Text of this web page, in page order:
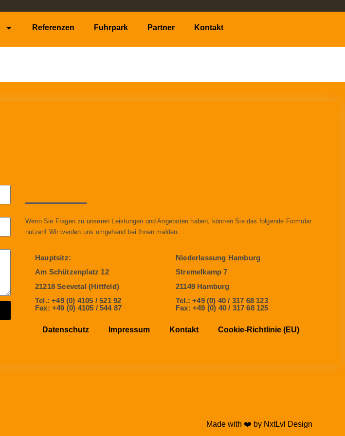
Referenzen Fuhrpark Partner Kontakt
Wenn Sie Fragen zu unseren Leistungen und Angeboten haben, können Sie das folgende Formular
nutzen! Wir werden uns umgehend bei Ihnen melden.
Hauptsitz:
Am Schützenplatz 12
21218 Seevetal (Hittfeld)
Tel.: +49 (0) 4105 / 521 92
Fax: +49 (0) 4105 / 544 87
Niederlassung Hamburg
Stremelkamp 7
21149 Hamburg
Tel.: +49 (0) 40 / 317 68 123
Fax: +49 (0) 40 / 317 68 125
Datenschutz Impressum Kontakt Cookie-Richtlinie (EU)
Made with ❤️ by NxtLvl Design